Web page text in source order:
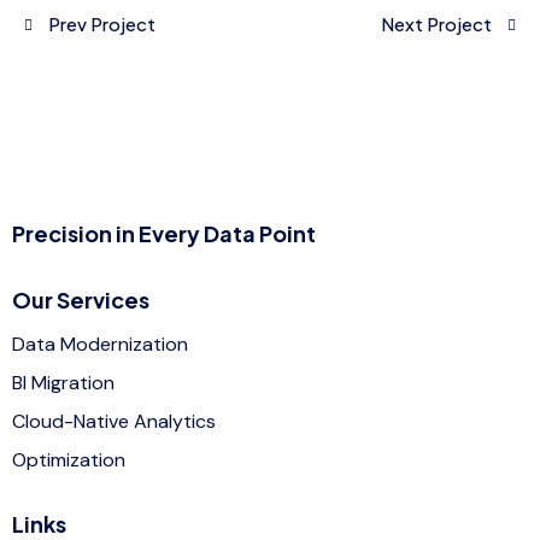
Prev Project Next Project
Precision in Every Data Point
Our Services
Data Modernization
BI Migration
Cloud-Native Analytics
Optimization
Links